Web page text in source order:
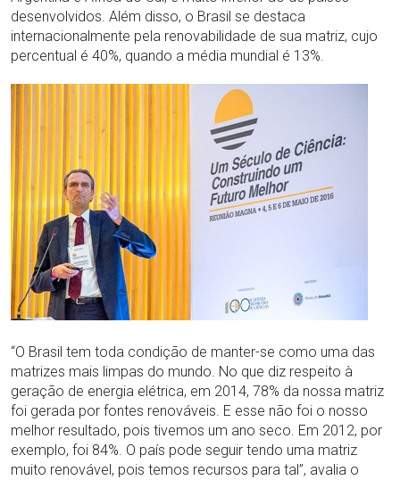
desenvolvidos. Além disso, o Brasil se destaca
internacionalmente pela renovabilidade de sua matriz, cujo
percentual é 40%, quando a média mundial é 13%.
“O Brasil tem toda condição de manter-se como uma das
matrizes mais limpas do mundo. No que diz respeito à
geração de energia elétrica, em 2014, 78% da nossa matriz
foi gerada por fontes renováveis. E esse não foi o nosso
melhor resultado, pois tivemos um ano seco. Em 2012, por
exemplo, foi 84%. O país pode seguir tendo uma matriz
muito renovável, pois temos recursos para tal”, avalia o